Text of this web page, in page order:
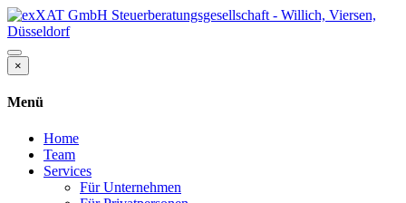
×
Menü
Home
Team
Services
Für Unternehmen